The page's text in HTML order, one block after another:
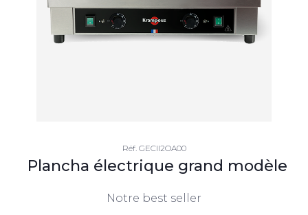
Réf. GECII2OA00
Plancha électrique grand modèle
Notre best seller